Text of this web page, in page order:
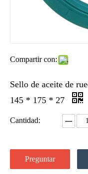
Compartir con:
Sello de aceite de
145 * 175 * 27
Cantidad:
Preguntar